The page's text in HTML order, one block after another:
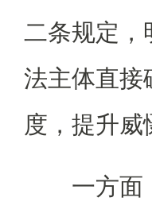
二条规定，
法主体直接
度，提升威
一方面